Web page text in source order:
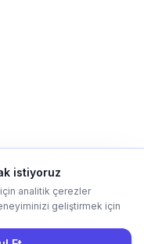
Formu
istiyoruz
analitik çerezler
geliştirmek için